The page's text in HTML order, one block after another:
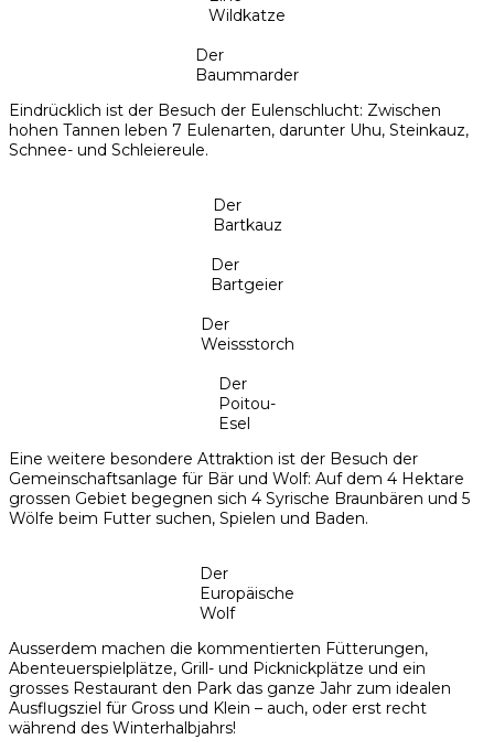
Wildkatze
Der
Baummarder
Eindrücklich ist der Besuch der Eulenschlucht: Zwischen
hohen Tannen leben 7 Eulenarten, darunter Uhu, Steinkauz,
Schnee- und Schleiereule.
Der
Bartkauz
Der
Bartgeier
Der
Weissstorch
Der
Poitou-
Esel
Eine weitere besondere Attraktion ist der Besuch der
Gemeinschaftsanlage für Bär und Wolf: Auf dem 4 Hektare
grossen Gebiet begegnen sich 4 Syrische Braunbären und 5
Wölfe beim Futter suchen, Spielen und Baden.
Der
Europäische
Wolf
Ausserdem machen die kommentierten Fütterungen,
Abenteuerspielplätze, Grill- und Picknickplätze und ein
grosses Restaurant den Park das ganze Jahr zum idealen
Ausflugsziel für Gross und Klein – auch, oder erst recht
während des Winterhalbjahrs!